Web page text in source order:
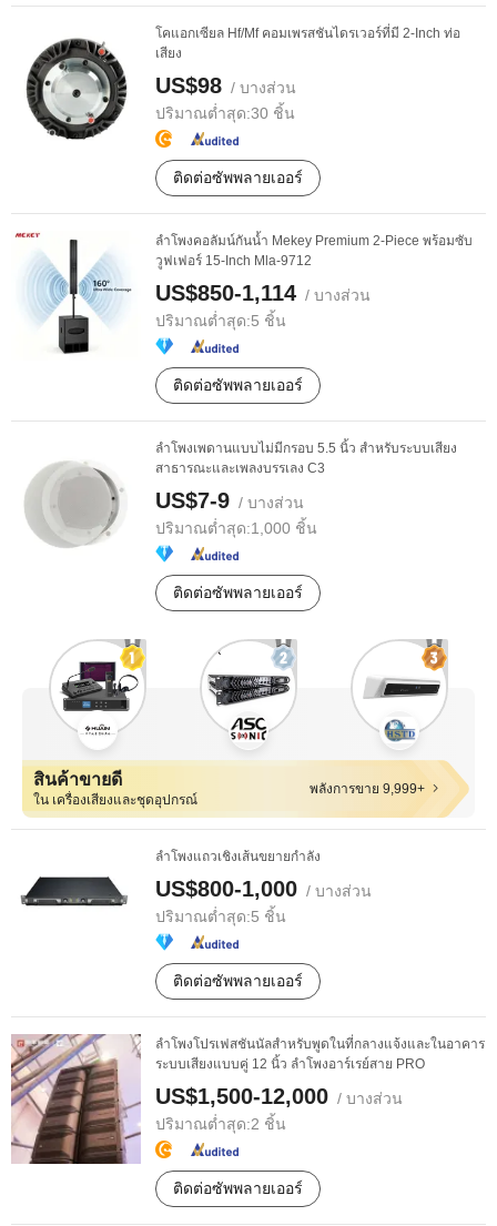
โคแอกเซียล Hf/Mf คอมเพรสชันไดรเวอร์ที่มี 2-Inch ท่อ
เสียง
US$98 / บางส่วน
ปริมาณต่ำสุด:30 ชิ้น
ติดต่อซัพพลายเออร์
ลำโพงคอลัมน์กันน้ำ Mekey Premium 2-Piece พร้อมซับ
วูฟเฟอร์ 15-Inch Mla-9712
US$850-1,114 / บางส่วน
ปริมาณต่ำสุด:5 ชิ้น
ติดต่อซัพพลายเออร์
ลำโพงเพดานแบบไม่มีกรอบ 5.5 นิ้ว สำหรับระบบเสียง
สาธารณะและเพลงบรรเลง C3
US$7-9 / บางส่วน
ปริมาณต่ำสุด:1,000 ชิ้น
ติดต่อซัพพลายเออร์
สินค้าขายดี
ใน เครื่องเสียงและชุดอุปกรณ์
พลังการขาย 9,999+
ลำโพงแถวเชิงเส้นขยายกำลัง
US$800-1,000 / บางส่วน
ปริมาณต่ำสุด:5 ชิ้น
ติดต่อซัพพลายเออร์
ลำโพงโปรเฟสชันนัลสำหรับพูดในที่กลางแจ้งและในอาคาร
ระบบเสียงแบบคู่ 12 นิ้ว ลำโพงอาร์เรย์สาย PRO
US$1,500-12,000 / บางส่วน
ปริมาณต่ำสุด:2 ชิ้น
ติดต่อซัพพลายเออร์